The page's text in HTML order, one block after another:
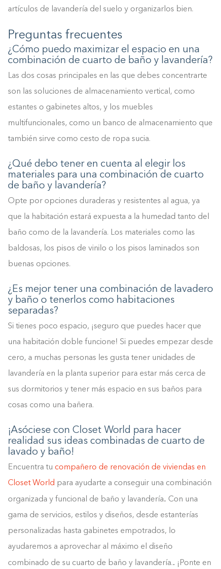
artículos de lavandería del suelo y organizarlos bien.
Preguntas frecuentes
¿Cómo puedo maximizar el espacio en una
combinación de cuarto de baño y lavandería?
Las dos cosas principales en las que debes concentrarte
son las soluciones de almacenamiento vertical, como
estantes o gabinetes altos, y los muebles
multifuncionales, como un banco de almacenamiento que
también sirve como cesto de ropa sucia.
¿Qué debo tener en cuenta al elegir los
materiales para una combinación de cuarto
de baño y lavandería?
Opte por opciones duraderas y resistentes al agua, ya
que la habitación estará expuesta a la humedad tanto del
baño como de la lavandería. Los materiales como las
baldosas, los pisos de vinilo o los pisos laminados son
buenas opciones.
¿Es mejor tener una combinación de lavadero
y baño o tenerlos como habitaciones
separadas?
Si tienes poco espacio, ¡seguro que puedes hacer que
una habitación doble funcione! Si puedes empezar desde
cero, a muchas personas les gusta tener unidades de
lavandería en la planta superior para estar más cerca de
sus dormitorios y tener más espacio en sus baños para
cosas como una bañera.
¡Asóciese con Closet World para hacer
realidad sus ideas combinadas de cuarto de
lavado y baño!
Encuentra tu compañero de renovación de viviendas en
Closet World para ayudarte a conseguir una combinación
organizada y funcional de baño y lavandería. Con una
gama de servicios, estilos y diseños, desde estanterías
personalizadas hasta gabinetes empotrados, lo
ayudaremos a aprovechar al máximo el diseño
combinado de su cuarto de baño y lavandería.. ¡Ponte en